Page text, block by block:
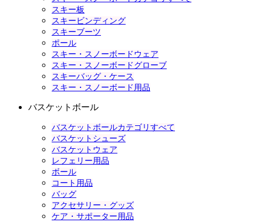
スキー板
スキービンディング
スキーブーツ
ポール
スキー・スノーボードウェア
スキー・スノーボードグローブ
スキーバッグ・ケース
スキー・スノーボード用品
バスケットボール
バスケットボールカテゴリすべて
バスケットシューズ
バスケットウェア
レフェリー用品
ボール
コート用品
バッグ
アクセサリー・グッズ
ケア・サポーター用品